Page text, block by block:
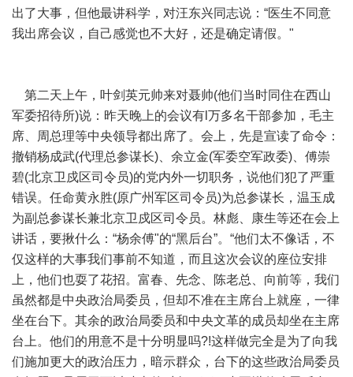
出了大事，但他最讲科学，对汪东兴同志说：“医生不同意
我出席会议，自己感觉也不大好，还是确定请假。"
第二天上午，叶剑英元帅来对聂帅(他们当时同住在西山
军委招待所)说：昨天晚上的会议有l万多名干部参加，毛主
席、周总理等中央领导都出席了。会上，先是宣读了命令：
撤销杨成武(代理总参谋长)、余立金(军委空军政委)、傅崇
碧(北京卫戍区司令员)的党内外一切职务，说他们犯了严重
错误。任命黄永胜(原广州军区司令员)为总参谋长，温玉成
为副总参谋长兼北京卫戍区司令员。林彪、康生等还在会上
讲话，要揪什么：“杨余傅"的“黑后台”。“他们太不像话，不
仅这样的大事我们事前不知道，而且这次会议的座位安排
上，他们也耍了花招。富春、先念、陈老总、向前等，我们
虽然都是中央政治局委员，但却不准在主席台上就座，一律
坐在台下。其余的政治局委员和中央文革的成员却坐在主席
台上。他们的用意不是十分明显吗?!这样做完全是为了向我
们施加更大的政治压力，暗示群众，台下的这些政治局委员